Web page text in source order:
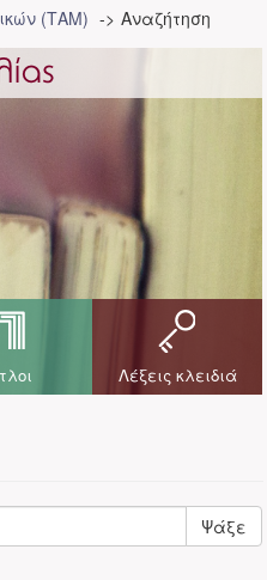
(ΤΑΜ) Αναζήτηση
Λέξεις κλειδιά
Ψάξε